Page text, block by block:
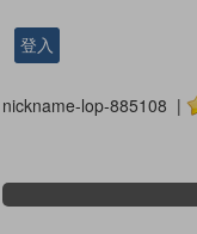
登入
nickname-lop-885108 |